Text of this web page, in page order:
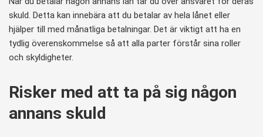
skuld. Detta kan innebära att du betalar av hela lånet eller
hjälper till med månatliga betalningar. Det är viktigt att ha en
tydlig överenskommelse så att alla parter förstår sina roller
och skyldigheter.
Risker med att ta på sig någon
annans skuld